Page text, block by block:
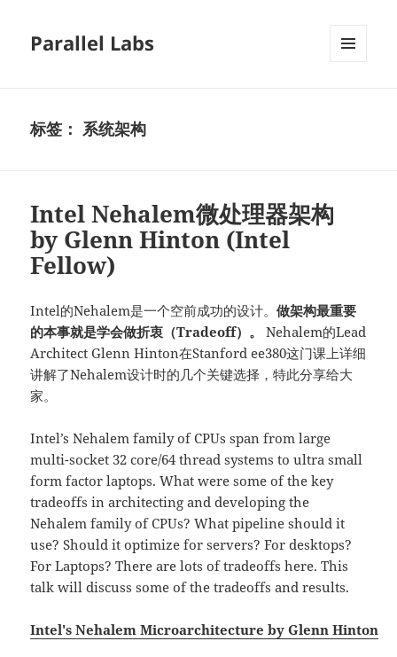
Parallel Labs
标签：系统架构
Intel Nehalem微处理器架构
by Glenn Hinton (Intel
Fellow)
Intel的Nehalem是一个空前成功的设计。做架构最重要
的本事就是学会做折衷（Tradeoff）。
Nehalem的Lead
Architect Glenn Hinton在Stanford ee380这门课上详细
讲解了Nehalem设计时的几个关键选择，特此分享给大
家。
Intel’s Nehalem family of CPUs span from large
multi-socket 32 core/64 thread systems to ultra small
form factor laptops. What were some of the key
tradeoffs in architecting and developing the
Nehalem family of CPUs? What pipeline should it
use? Should it optimize for servers? For desktops?
For Laptops? There are lots of tradeoffs here. This
talk will discuss some of the tradeoffs and results.
Intel's Nehalem Microarchitecture by Glenn Hinton